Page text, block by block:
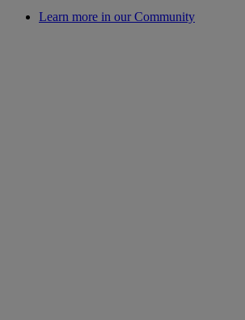
Learn more in our Community